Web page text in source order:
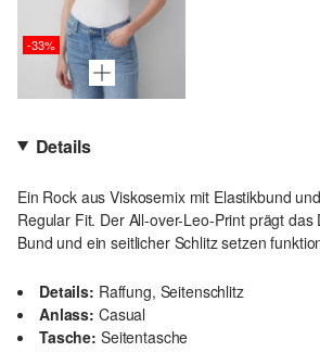
-33%
Details
Ein Rock aus Viskosemix mit Elastikbund
Regular Fit. Der All-over-Leo-Print prägt
Bund und ein seitlicher Schlitz setzen
Details: Raffung, Seitenschlitz
Anlass: Casual
Tasche: Seitentasche